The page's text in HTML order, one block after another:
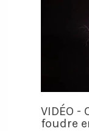
VIDÉO -
foudre